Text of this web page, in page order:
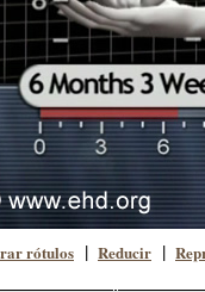
rótulos Reducir